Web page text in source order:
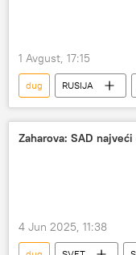
1 Avgust, 17:15
dug RUSIJA
Rodion Mirošnik
Zaharova: SAD
4 Jun 2025, 11:38